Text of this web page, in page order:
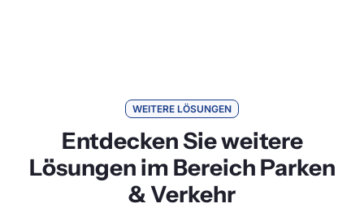
WEITERE LÖSUNGEN
Entdecken Sie weitere
Lösungen im Bereich Parken
& Verkehr